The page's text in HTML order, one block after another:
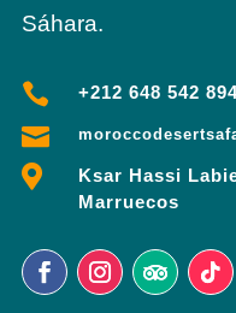
Sáhara.
 +212 648 542


Ksar Hassi
Marruecos